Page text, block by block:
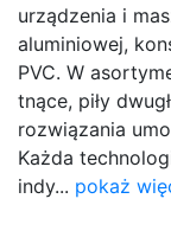
urządzenia i
aluminiowej,
PVC. W
tnące, piły
rozwiązania
Każda
indy... pokaż